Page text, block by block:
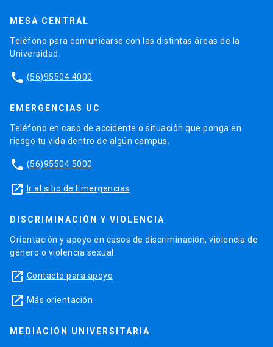
MESA CENTRAL
Teléfono para comunicarse con las distintas áreas de la
Universidad.
phone (56)95504 4000
EMERGENCIAS UC
Teléfono en caso de accidente o situación que ponga en
riesgo tu vida dentro de algún campus.
phone (56)95504 5000
launch Ir al sitio de Emergencias
DISCRIMINACIÓN Y VIOLENCIA
Orientación y apoyo en casos de discriminación, violencia de
género o violencia sexual.
launch Contacto para apoyo
launch Más orientación
MEDIACIÓN UNIVERSITARIA